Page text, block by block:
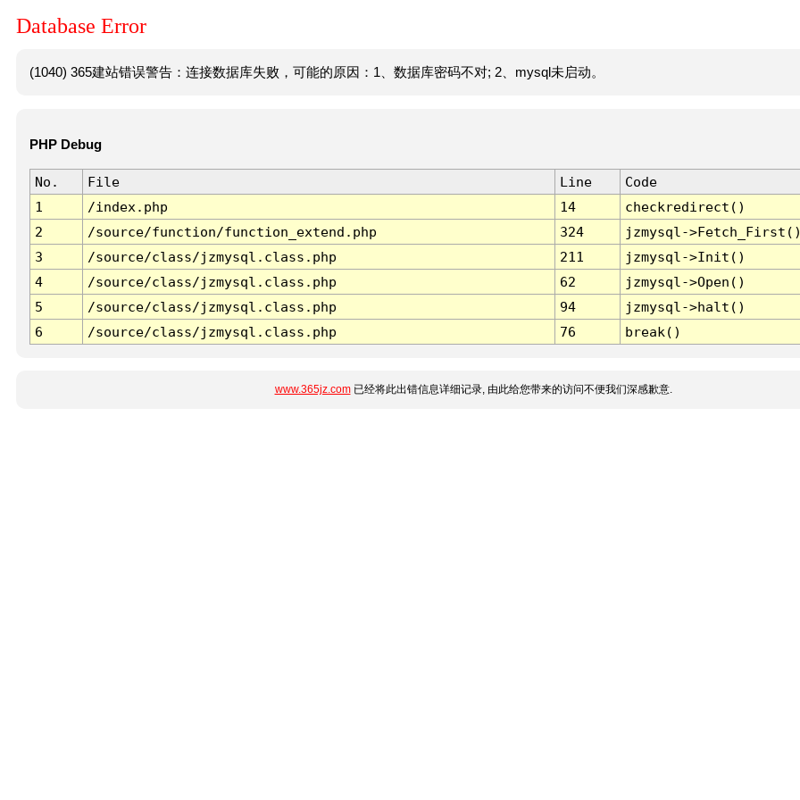
Database Error
(1040) 365建站错误警告：连接数据库失败，可能的原因：1、数据库密码不对; 2、mysql未启动。
PHP Debug
No. File Line
Code
1
/index.php 14
checkredirect()
2
/source/function/function_extend.php 324
jzmysql-
3
/source/class/jzmysql.class.php 211
jzmysql->Init()
4
/source/class/jzmysql.class.php 62
jzmysql->Open()
5
/source/class/jzmysql.class.php 94
jzmysql->halt()
6
/source/class/jzmysql.class.php 76 break()
www.365jz.com已经将此出错信息详细记录, 由此给您带来的访问不便我们深感歉意.